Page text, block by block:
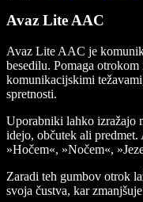
Avaz Lite AAC
Avaz Lite AAC je
besedilu. Pomaga
komunikacijskimi
spretnosti.
Uporabniki lahko izražajo
idejo, občutek ali
»Hočem«, »Nočem«,
Zaradi teh gumbov otrok
svoja čustva, kar